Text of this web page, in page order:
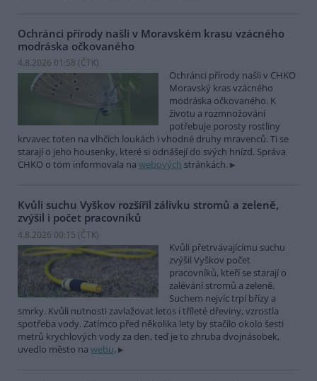
Ochránci přírody našli v Moravském krasu vzácného
modráska očkovaného
4.8.2026 01:58 (ČTK)
Ochránci přírody našli v CHKO
Moravský kras vzácného
modráska očkovaného. K
životu a rozmnožování
potřebuje porosty rostliny
krvavec toten na vlhčích loukách i vhodné druhy mravenců. Ti se
starají o jeho housenky, které si odnášejí do svých hnízd. Správa
CHKO o tom informovala na webových stránkách.
Kvůli suchu Vyškov rozšířil zálivku stromů a zeleně,
zvýšil i počet pracovníků
4.8.2026 00:15 (ČTK)
Kvůli přetrvávajícímu suchu
zvýšil Vyškov počet
pracovníků, kteří se starají o
zalévání stromů a zeleně.
Suchem nejvíc trpí břízy a
smrky. Kvůli nutnosti zavlažovat letos i tříleté dřeviny, vzrostla
spotřeba vody. Zatímco před několika lety by stačilo okolo šesti
metrů krychlových vody za den, teď je to zhruba dvojnásobek,
uvedlo město na webu.